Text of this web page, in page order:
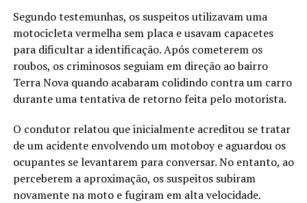
Segundo testemunhas, os suspeitos utilizavam uma
motocicleta vermelha sem placa e usavam capacetes
para dificultar a identificação. Após cometerem os
roubos, os criminosos seguiam em direção ao bairro
Terra Nova quando acabaram colidindo contra um carro
durante uma tentativa de retorno feita pelo motorista.
O condutor relatou que inicialmente acreditou se tratar
de um acidente envolvendo um motoboy e aguardou os
ocupantes se levantarem para conversar. No entanto, ao
perceberem a aproximação, os suspeitos subiram
novamente na moto e fugiram em alta velocidade.